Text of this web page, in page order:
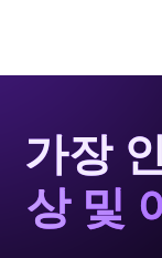
가장
상 및